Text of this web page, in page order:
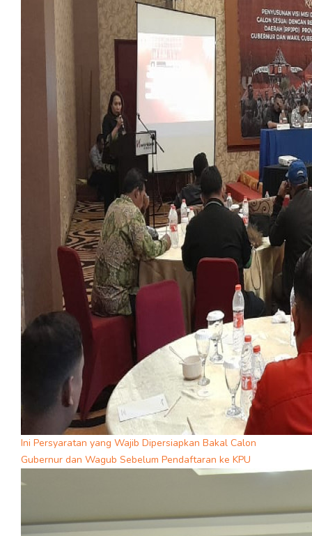
Ini Persyaratan yang Wajib Dipersiapkan Bakal Calon
Gubernur dan Wagub Sebelum Pendaftaran ke KPU